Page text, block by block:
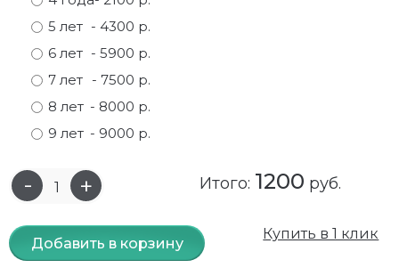
Самшит
Спирея
Шиповник декоративный красный
Шиповник декоративный, белый
Малиновое дерево
Облепиха высокорослая
Орех (Фундук)
Персики
Кизил
Малина
Облепиха
Оптом
Мускусные
Парковые
Плетистые
Почвопокровные
5 лет - 4300 р.
6 лет - 5900 р.
7 лет - 7500 р.
8 лет - 8000 р.
9 лет - 9000 р.
Итого: 1200 руб.
Добавить в корзину
Купить в 1 клик